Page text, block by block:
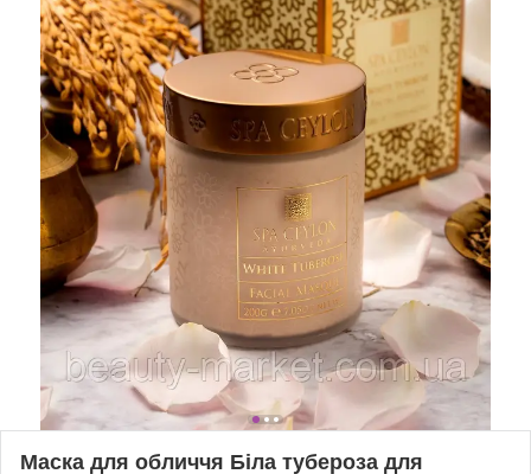
Маска для обличчя Біла тубероза для